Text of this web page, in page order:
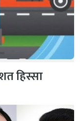
हिस्सा